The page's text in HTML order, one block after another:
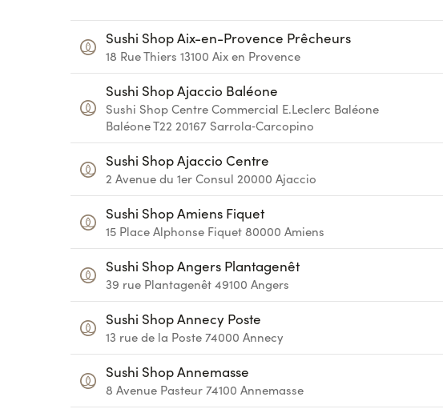
Sushi Shop Aix-en-Provence Prêcheurs
18 Rue Thiers 13100 Aix en Provence
Sushi Shop Ajaccio Baléone
Sushi Shop Centre Commercial E.Leclerc Baléone
Baléone T22 20167 Sarrola‑Carcopino
Sushi Shop Ajaccio Centre
2 Avenue du 1er Consul 20000 Ajaccio
Sushi Shop Amiens Fiquet
15 Place Alphonse Fiquet 80000 Amiens
Sushi Shop Angers Plantagenêt
39 rue Plantagenêt 49100 Angers
Sushi Shop Annecy Poste
13 rue de la Poste 74000 Annecy
Sushi Shop Annemasse
8 Avenue Pasteur 74100 Annemasse